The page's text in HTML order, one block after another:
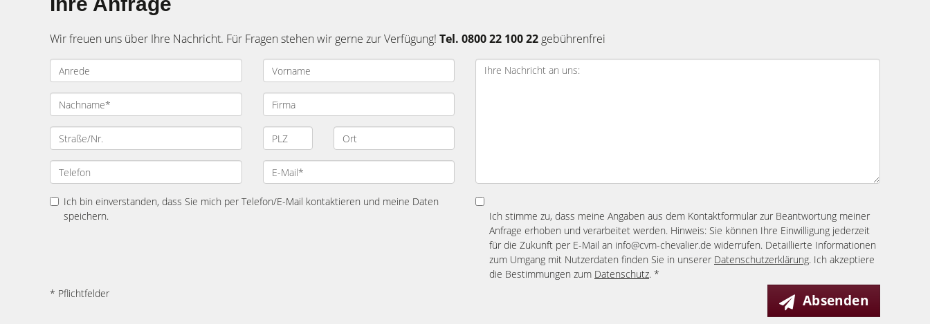
Wir freuen uns über Ihre Nachricht. Für Fragen stehen wir gerne zur Verfügung! Tel. 0800 22 100 22 gebührenfrei
Ich bin einverstanden, dass Sie mich per Telefon/E-Mail kontaktieren und meine Daten
speichern.
Ich stimme zu, dass meine Angaben aus dem Kontaktformular zur Beantwortung meiner
Anfrage erhoben und verarbeitet werden. Hinweis: Sie können Ihre Einwilligung jederzeit
für die Zukunft per E-Mail an info@cvm-chevalier.de widerrufen. Detaillierte Informationen
zum Umgang mit Nutzerdaten finden Sie in unserer Datenschutzerklärung. Ich akzeptiere
die Bestimmungen zum Datenschutz. *
* Pflichtfelder
Absenden